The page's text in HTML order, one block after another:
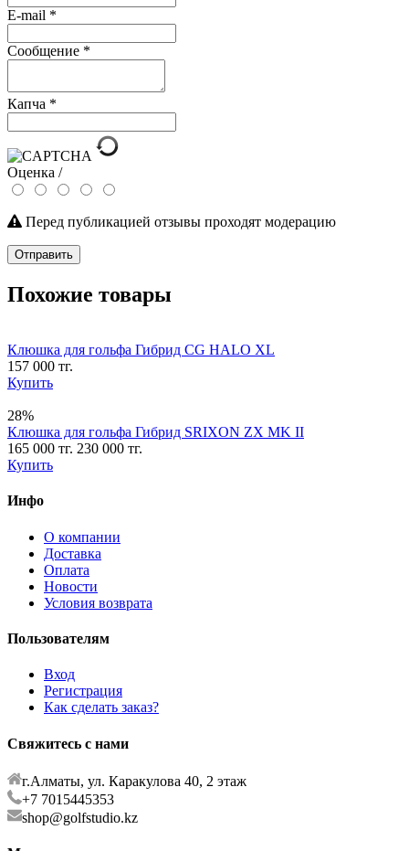
E-mail *
Сообщение *
Капча *
Оценка /
Перед публикацией отзывы проходят модерацию
Отправить
Похожие товары
Клюшка для гольфа Гибрид CG HALO XL
157 000 тг.
Купить
28%
Клюшка для гольфа Гибрид SRIXON ZX MK II
165 000 тг. 230 000 тг.
Купить
Инфо
О компании
Доставка
Оплата
Новости
Условия возврата
Пользователям
Вход
Регистрация
Как сделать заказ?
Свяжитесь с нами
г.Алматы, ул. Каракулова 40, 2 этаж
+7 7015445353
shop@golfstudio.kz